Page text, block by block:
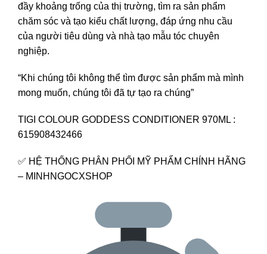
đầy khoảng trống của thị trường, tìm ra sản phẩm
chăm sóc và tạo kiểu chất lượng, đáp ứng nhu cầu
của người tiêu dùng và nhà tạo mẫu tóc chuyên
nghiệp.
“Khi chúng tôi không thể tìm được sản phẩm mà mình
mong muốn, chúng tôi đã tự tạo ra chúng”
TIGI COLOUR GODDESS CONDITIONER 970ML :
615908432466
✅ HỆ THỐNG PHÂN PHỐI MỸ PHẨM CHÍNH HÃNG
– MINHNGOCXSHOP